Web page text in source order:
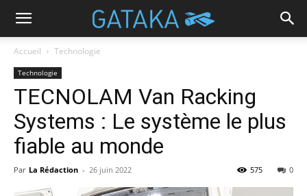
Accueil Technologie
Technologie
TECNOLAM Van Racking
Systems : Le système le plus
fiable au monde
Par La Rédaction - 26 juin 2022 0
575